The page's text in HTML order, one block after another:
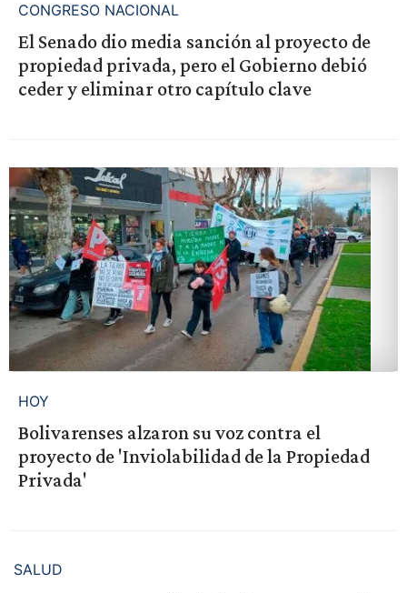
CONGRESO NACIONAL
El Senado dio media sanción al proyecto de
propiedad privada, pero el Gobierno debió
ceder y eliminar otro capítulo clave
HOY
Bolivarenses alzaron su voz contra el
proyecto de 'Inviolabilidad de la Propiedad
Privada'
SALUD